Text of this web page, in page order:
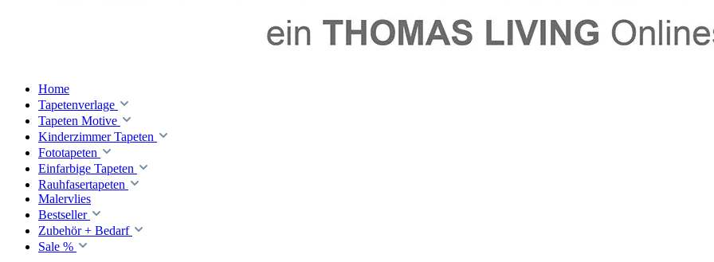
Home
Tapetenverlage
Tapeten Motive
Kinderzimmer Tapeten
Fototapeten
Einfarbige Tapeten
Rauhfasertapeten
Malervlies
Bestseller
Zubehör + Bedarf
Sale %